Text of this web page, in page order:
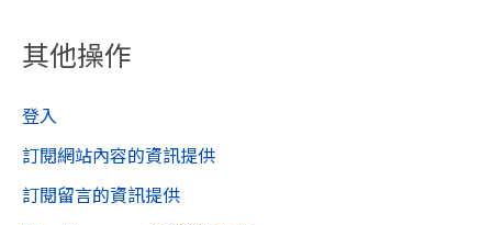
其他操作
登入
訂閱網站內容的資訊提供
訂閱留言的資訊提供